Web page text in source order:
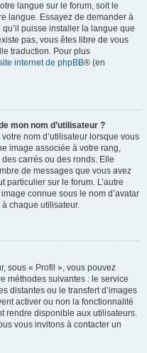
langue sur le forum, soit le
langue. Essayez de demander à
puisse installer la langue que
pas, vous êtes libre de vous
traduction. Pour plus
internet de phpBB® (en
mon nom d’utilisateur ?
nom d’utilisateur lorsque vous
image associée à votre rang,
carrés ou des ronds. Elle
de messages que vous avez
particulier sur le forum. L’autre
connue sous le nom d’avatar
chaque utilisateur.
sous « Profil », vous pouvez
méthodes suivantes : le service
distantes ou le transfert d’images
activer ou non la fonctionnalité
rendre disponible aux utilisateurs.
vous invitons à contacter un